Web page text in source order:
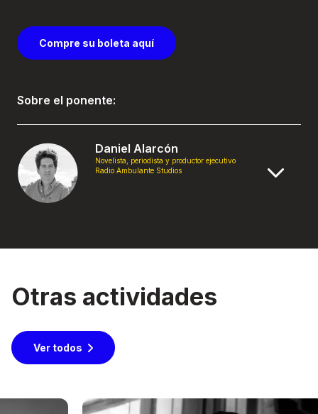
Compre su boleta aquí
Sobre el ponente:
Daniel Alarcón
Novelista, periodista y productor ejecutivo
Radio Ambulante Studios
Otras actividades
Ver todos